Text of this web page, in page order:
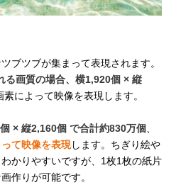
ブツブが集まって表現されます。
る画質の場合、横1,920個 × 縦
素によって映像を表現します。
× 縦2,160個 で合計約830万個
て映像を表現します。ちぎり絵や
かりやすいですが、1枚1枚の紙片
作りが可能です。